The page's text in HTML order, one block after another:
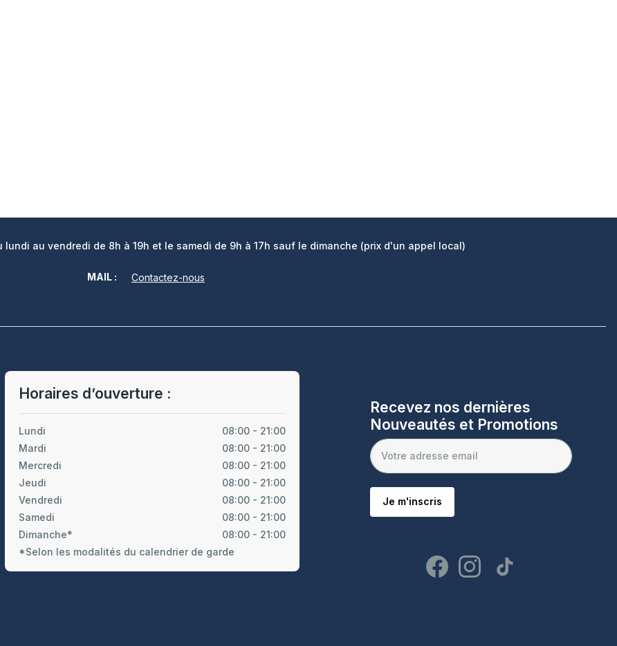
lundi au vendredi de 8h à 19h et le samedi de 9h à 17h sauf le dimanche (prix d'un appel local)
MAIL : Contactez-nous
Horaires d’ouverture :
Lundi
08:00 - 21:00
Mardi
08:00 - 21:00
Mercredi
08:00 - 21:00
Jeudi
08:00 - 21:00
Vendredi
08:00 - 21:00
Samedi
08:00 - 21:00
Dimanche*
08:00 - 21:00
*Selon les modalités du calendrier de garde
Recevez nos dernières
Nouveautés et Promotions
Je m'inscris